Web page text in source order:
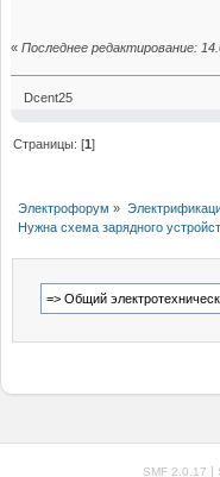
« Последнее редактирование:
Dcent25
Страницы: [1]
Электрофорум »
Нужна схема зарядного
SMF 2.0.17 |